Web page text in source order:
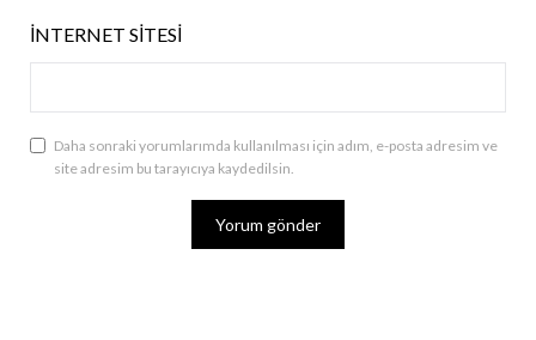
İNTERNET SITESI
Daha sonraki yorumlarımda kullanılması için adım, e-posta adresim ve
site adresim bu tarayıcıya kaydedilsin.